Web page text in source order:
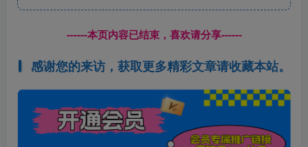
------本页内容已结束，喜欢请分享------
感谢您的来访，获取更多精彩文章请收藏本站。